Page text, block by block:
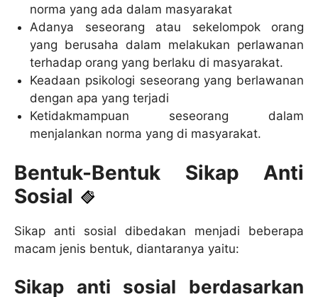
norma yang ada dalam masyarakat
Adanya seseorang atau sekelompok orang
yang berusaha dalam melakukan perlawanan
terhadap orang yang berlaku di masyarakat.
Keadaan psikologi seseorang yang berlawanan
dengan apa yang terjadi
Ketidakmampuan seseorang dalam
menjalankan norma yang di masyarakat.
Bentuk-Bentuk Sikap Anti
Sosial
Sikap anti sosial dibedakan menjadi beberapa
macam jenis bentuk, diantaranya yaitu:
Sikap anti sosial berdasarkan